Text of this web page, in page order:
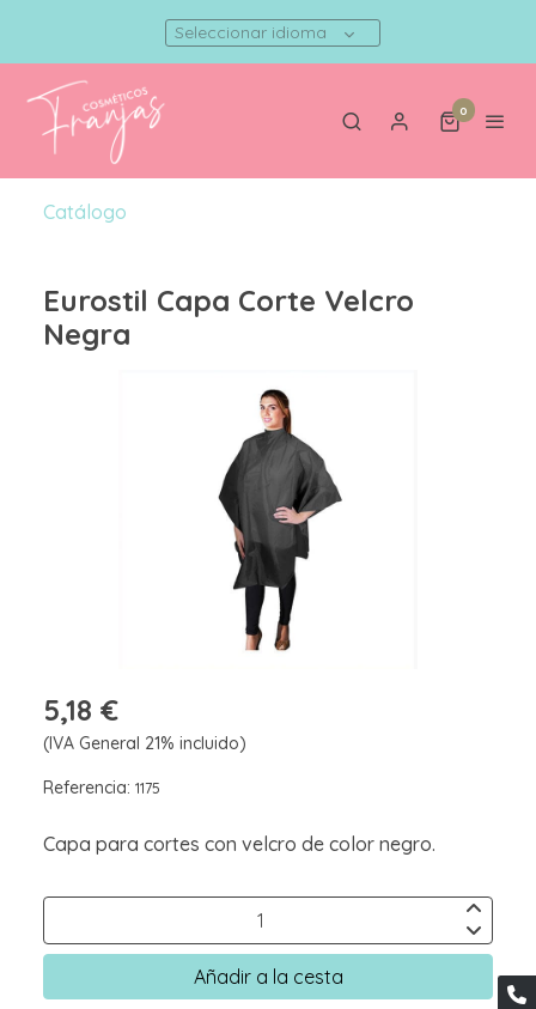
Seleccionar idioma
0
Catálogo
Eurostil Capa Corte Velcro
Negra
5,18 €
(IVA General 21% incluido)
Referencia: 1175
Capa para cortes con velcro de color negro.
Añadir a la cesta